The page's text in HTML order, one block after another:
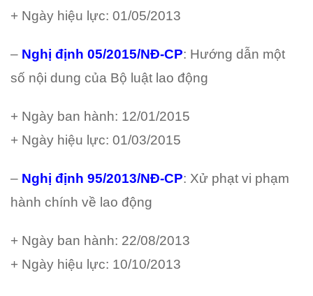
+ Ngày hiệu lực: 01/05/2013
– Nghị định 05/2015/NĐ-CP: Hướng dẫn một
số nội dung của Bộ luật lao động
+ Ngày ban hành: 12/01/2015
+ Ngày hiệu lực: 01/03/2015
– Nghị định 95/2013/NĐ-CP: Xử phạt vi phạm
hành chính về lao động
+ Ngày ban hành: 22/08/2013
+ Ngày hiệu lực: 10/10/2013